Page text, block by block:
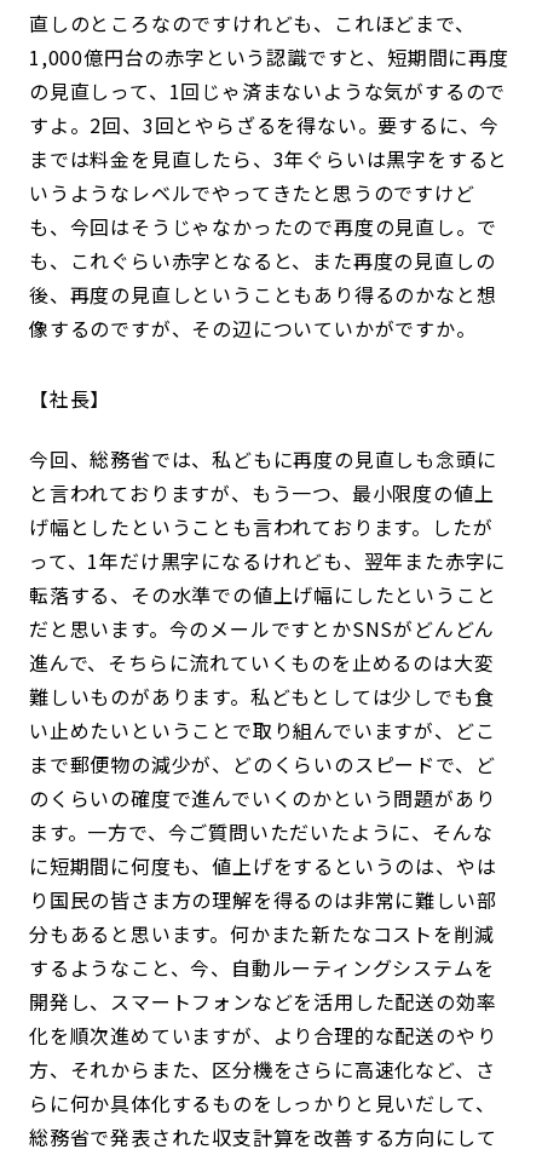
直しのところなのですけれども、これほどまで、
1,000億円台の赤字という認識ですと、短期間に再度
の見直しって、1回じゃ済まないような気がするので
すよ。2回、3回とやらざるを得ない。要するに、今
までは料金を見直したら、3年ぐらいは黒字をすると
いうようなレベルでやってきたと思うのですけど
も、今回はそうじゃなかったので再度の見直し。で
も、これぐらい赤字となると、また再度の見直しの
後、再度の見直しということもあり得るのかなと想
像するのですが、その辺についていかがですか。
社長
今回、総務省では、私どもに再度の見直しも念頭に
と言われておりますが、もう一つ、最小限度の値上
げ幅としたということも言われております。したが
って、1年だけ黒字になるけれども、翌年また赤字に
転落する、その水準での値上げ幅にしたということ
だと思います。今のメールですとかSNSがどんどん
進んで、そちらに流れていくものを止めるのは大変
難しいものがあります。私どもとしては少しでも食
い止めたいということで取り組んでいますが、どこ
まで郵便物の減少が、どのくらいのスピードで、ど
のくらいの確度で進んでいくのかという問題があり
ます。一方で、今ご質問いただいたように、そんな
に短期間に何度も、値上げをするというのは、やは
り国民の皆さま方の理解を得るのは非常に難しい部
分もあると思います。何かまた新たなコストを削減
するようなこと、今、自動ルーティングシステムを
開発し、スマートフォンなどを活用した配送の効率
化を順次進めていますが、より合理的な配送のやり
方、それからまた、区分機をさらに高速化など、さ
らに何か具体化するものをしっかりと見いだして、
総務省で発表された収支計算を改善する方向にして